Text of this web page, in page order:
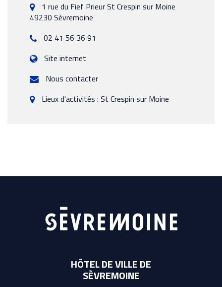
1 rue du Fief Prieur St Crespin sur Moine
49230 Sèvremoine
02 41 56 36 91
Site internet
Nous contacter
Lieux d'activités : St Crespin sur Moine
HÔTEL DE VILLE DE
SÈVREMOINE